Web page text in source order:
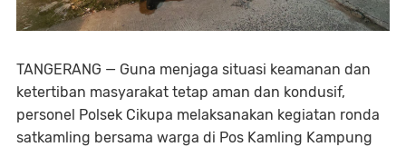
TANGERANG — Guna menjaga situasi keamanan dan
ketertiban masyarakat tetap aman dan kondusif,
personel Polsek Cikupa melaksanakan kegiatan ronda
satkamling bersama warga di Pos Kamling Kampung